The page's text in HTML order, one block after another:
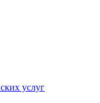
услуг